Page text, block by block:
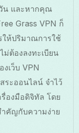
น และหากคุณ
Grass VPN ก็
ให้ปริมาณการใช้
ม่ต้องลงทะเบียน
เว็บ VPN
ระออนไลน์ จำไว้
องมือดิจิทัล โดย
ำคัญกับความง่าย